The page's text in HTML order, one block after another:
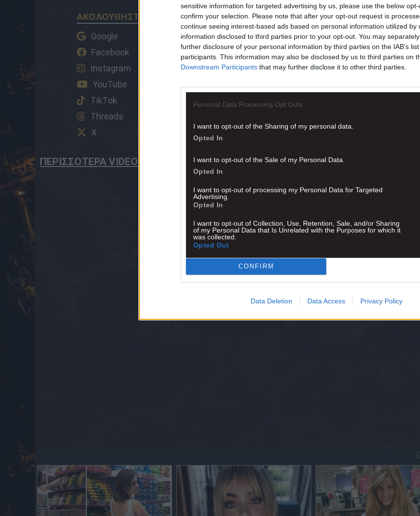
sensitive information for targeted advertising by us, please use the below
confirm your selection. Please note that after your opt-out request is
continue seeing interest-based ads based on personal information utilized by
information disclosed to third parties prior to your opt-out. You may
further disclosure of your personal information by third parties on the IAB’s
participants. This information may also be disclosed by us to third parties on
Downstream Participants that may further disclose it to other third parties.
Personal Data Processing Opt Outs
I want to opt-out of the Sharing of my personal data.
Opted In
I want to opt-out of the Sale of my Personal Data.
Opted In
I want to opt-out of processing my Personal Data for Targeted
Advertising.
Opted In
I want to opt-out of Collection, Use, Retention, Sale, and/or Sharing
of my Personal Data that Is Unrelated with the Purposes for which it
was collected.
Opted Out
CONFIRM
Data Deletion Data Access Privacy Policy
ΑΚΟΛΟΥΘΗΣΤΕ ΤΟ AEK1924 ΚΑΙ ΜΕΙΝΕΤΕ ΕΝΗΜΕΡΩΜΕΝΟΙ
Google
Facebook
Instagram
YouTube
TikTok
Threads
X
ΠΕΡΙΣΣΟΤΕΡΑ VIDEO
Advertisement